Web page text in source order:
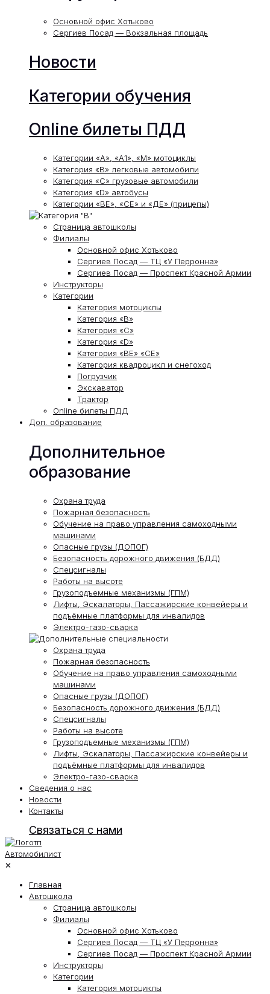
Основной офис Хотьково
Сергиев Посад — Вокзальная площадь
Новости
Категории обучения
Online билеты ПДД
Категории «А», «А1», «М» мотоциклы
Категория «В» легковые автомобили
Категория «С» грузовые автомобили
Категория «D» автобусы
Категории «ВЕ», «СЕ» и «ДЕ» (прицепы)
Страница автошколы
Филиалы
Основной офис Хотьково
Сергиев Посад — ТЦ «У Перронна»
Сергиев Посад — Проспект Красной Армии
Инструкторы
Категории
Категория мотоциклы
Категория «В»
Категория «С»
Категория «D»
Категория «ВЕ» «СЕ»
Категория квадроцикл и снегоход
Погрузчик
Экскаватор
Трактор
Online билеты ПДД
Доп. образование
Дополнительное
образование
Охрана труда
Пожарная безопасность
Обучение на право управления самоходными
машинами
Опасные грузы (ДОПОГ)
Безопасность дорожного движения (БДД)
Спецсигналы
Работы на высоте
Грузоподъемные механизмы (ГПМ)
Лифты, Эскалаторы, Пассажирские конвейеры и
подъёмные платформы для инвалидов
Электро-газо-сварка
Охрана труда
Пожарная безопасность
Обучение на право управления самоходными
машинами
Опасные грузы (ДОПОГ)
Безопасность дорожного движения (БДД)
Спецсигналы
Работы на высоте
Грузоподъемные механизмы (ГПМ)
Лифты, Эскалаторы, Пассажирские конвейеры и
подъёмные платформы для инвалидов
Электро-газо-сварка
Сведения о нас
Новости
Контакты
Связаться с нами
✕
Главная
Автошкола
Страница автошколы
Филиалы
Основной офис Хотьково
Сергиев Посад — ТЦ «У Перронна»
Сергиев Посад — Проспект Красной Армии
Инструкторы
Категории
Категория мотоциклы